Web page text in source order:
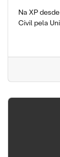
Na XP
Civil pela